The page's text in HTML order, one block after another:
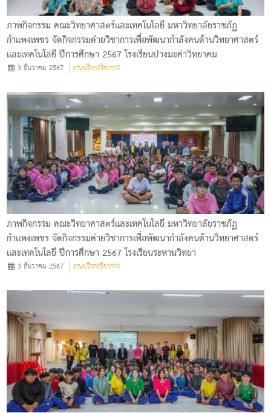
ภาพกิจกรรม คณะวิทยาศาสตร์และเทคโนโลยี มหาวิทยาลัยราชภัฏ
กำแพงเพชร จัดกิจกรรมค่ายวิชาการเพื่อพัฒนากำลังคนด้านวิทยาศาสตร์
และเทคโนโลยี ปีการศึกษา 2567 โรงเรียนปางมะค่าวิทยาคม
3 ธันวาคม 2567 งานบริการวิชาการ
ภาพกิจกรรม คณะวิทยาศาสตร์และเทคโนโลยี มหาวิทยาลัยราชภัฏ
กำแพงเพชร จัดกิจกรรมค่ายวิชาการเพื่อพัฒนากำลังคนด้านวิทยาศาสตร์
และเทคโนโลยี ปีการศึกษา 2567 โรงเรียนระหานวิทยา
3 ธันวาคม 2567 งานบริการวิชาการ